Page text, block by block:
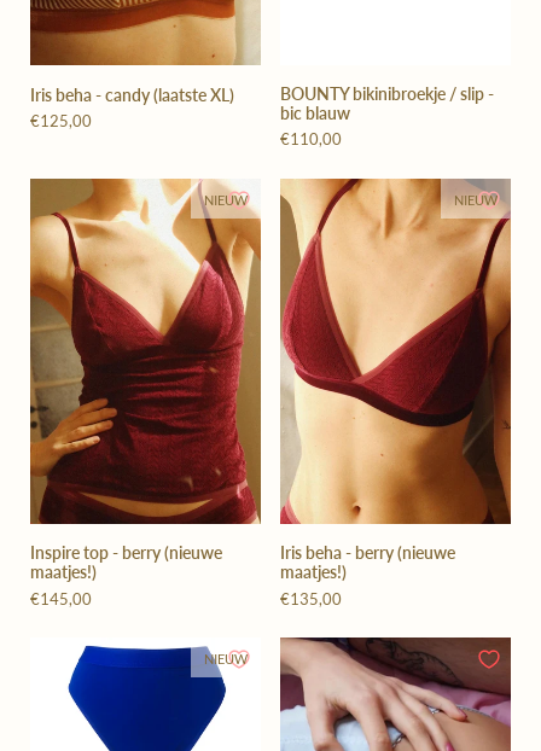
Iris beha - candy (laatste XL)
€125,00
BOUNTY bikinibroekje / slip -
bic blauw
€110,00
Inspire top - berry (nieuwe
maatjes!)
€145,00
NIEUW
Iris beha - berry (nieuwe
maatjes!)
€135,00
NIEUW
NIEUW